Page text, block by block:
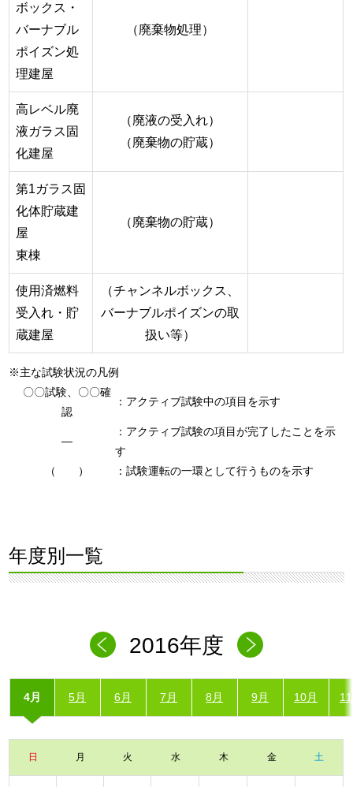
ボックス・
バーナブル
ポイズン処
理建屋
（廃棄物処理）
高レベル廃
液ガラス固
化建屋
（廃液の受入れ）
（廃棄物の貯蔵）
第1ガラス固
化体貯蔵建
屋
東棟
（廃棄物の貯蔵）
使用済燃料
受入れ・貯
蔵建屋
（チャンネルボックス、
バーナブルポイズンの取
扱い等）
※主な試験状況の凡例
〇〇試験、〇〇確
認
：アクティブ試験中の項目を示す
―
：アクティブ試験の項目が完了したことを示
す
（ ）
：試験運転の一環として行うものを示す
年度別一覧
2016年度
4月 5月 6月 7月 8月 9月 10月
日 月 火 水 木 金 土